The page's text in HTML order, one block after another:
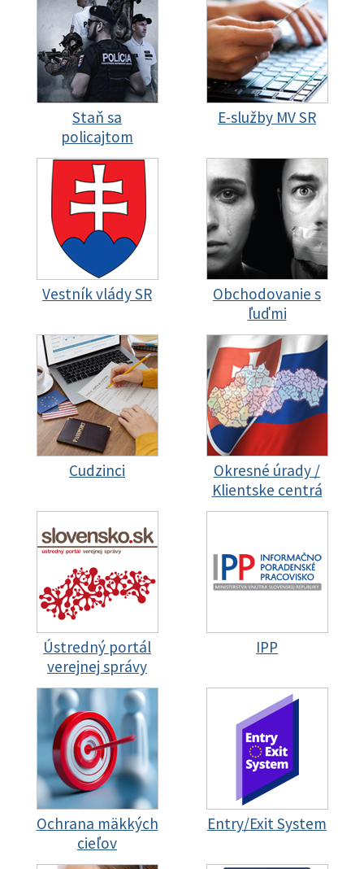
Staň sa
policajtom
E-služby MV SR
Vestník vlády SR
Obchodovanie s
ľuďmi
Cudzinci
Okresné úrady /
Klientske centrá
Ústredný portál
verejnej správy
IPP
Ochrana mäkkých
cieľov
Entry/Exit System